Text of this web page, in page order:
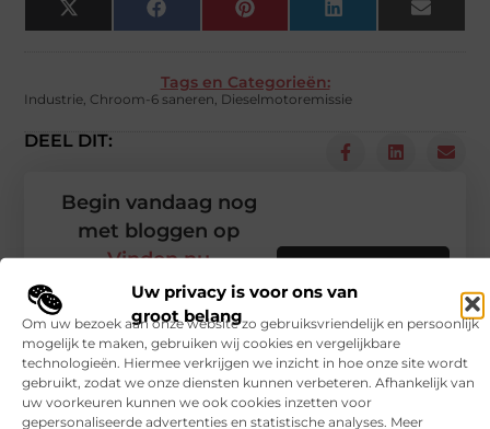
Uw privacy is voor ons van
groot belang
Om uw bezoek aan onze website zo gebruiksvriendelijk en persoonlijk
mogelijk te maken, gebruiken wij cookies en vergelijkbare
technologieën. Hiermee verkrijgen we inzicht in hoe onze site wordt
gebruikt, zodat we onze diensten kunnen verbeteren. Afhankelijk van
uw voorkeuren kunnen we ook cookies inzetten voor
gepersonaliseerde advertenties en statistische analyses. Meer
X
(Twitter)
Facebook Pinterest LinkedIn Email
Tags en Categorieën:
Industrie, Chroom-6 saneren, Dieselmotoremissie
DEEL DIT:
Begin vandaag nog
met bloggen op
Vinden nu
Registreer hier